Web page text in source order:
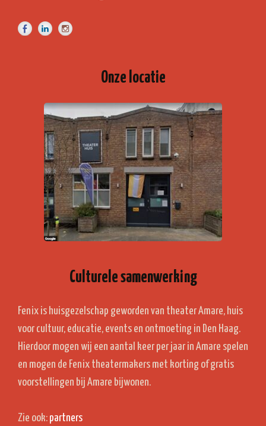
Onze locatie
Culturele samenwerking
Fenix is huisgezelschap geworden van theater Amare, huis
voor cultuur, educatie, events en ontmoeting in Den Haag.
Hierdoor mogen wij een aantal keer per jaar in Amare spelen
en mogen de Fenix theatermakers met korting of gratis
voorstellingen bij Amare bijwonen.
Zie ook: partners